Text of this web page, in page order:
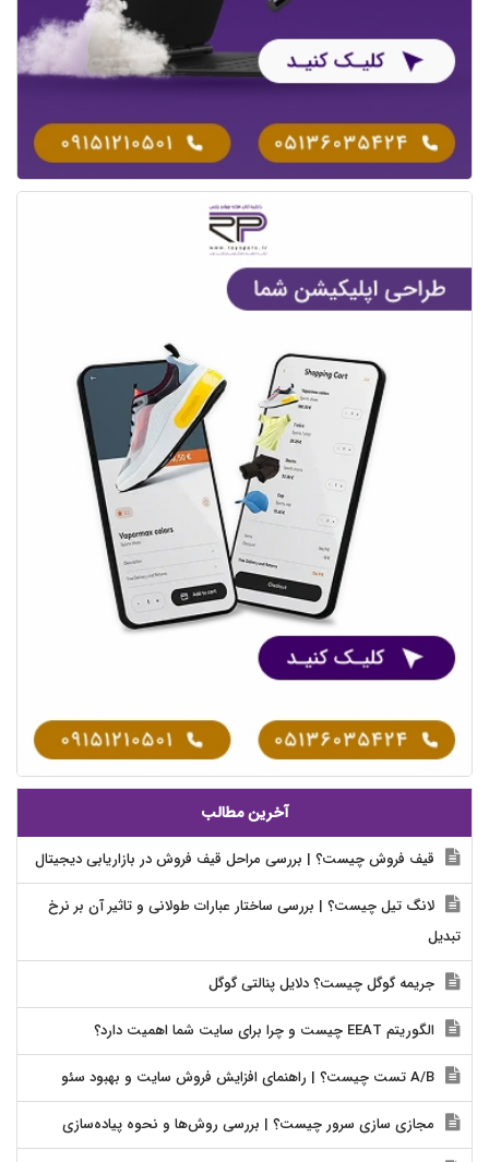
آخرین مطالب
قیف فروش چیست؟ | بررسی مراحل قیف فروش در بازاریابی دیجیتال
لانگ تیل چیست؟ | بررسی ساختار عبارات طولانی و تاثیر آن بر نرخ
تبدیل
جریمه گوگل چیست؟ دلایل پنالتی گوگل
الگوریتم EEAT چیست و چرا برای سایت شما اهمیت دارد؟
مجازی سازی سرور چیست؟ | بررسی روش‌ها و نحوه پیاده‌سازی